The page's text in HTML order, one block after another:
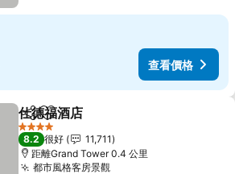
查看價格
分享 放到收藏夾
仕德福酒店
4 星級
8.2 很好
11,711
距離Grand Tower 0.4 公里
都市風格客房景觀